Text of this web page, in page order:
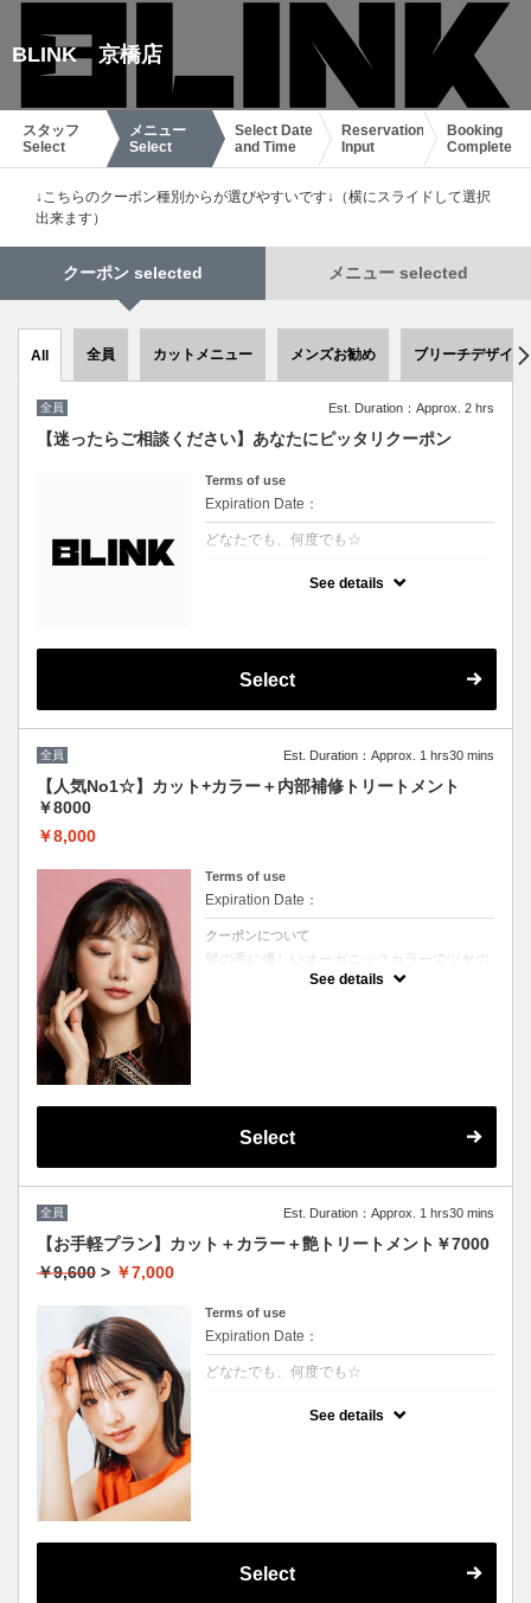
BLINK 京橋店
スタッフ
Select
メニュー
Select
Select Date
and Time
Reservation
Input
Booking
Complete
↓こちらのクーポン種別からが選びやすいです↓（横にスライドして選択
出来ます）
クーポン selected メニュー selected
All 全員 カットメニュー メンズお勧め ブリーチデザイン
全員 Est. Duration：Approx. 2 hrs
【迷ったらご相談ください】あなたにピッタリクーポン
Terms of use
Expiration Date：
どなたでも、何度でも☆
提案させていただきます！
ボタンをご選択ください。
※縮毛矯正を悩まれている方は必ず縮毛矯正
ボタンをご選択ください。
See details
Select
全員 Est. Duration：Approx. 1 hrs30 mins
【人気No1☆】カット+カラー＋内部補修トリートメント
￥8000
￥8,000
Terms of use
Expiration Date：
クーポンについて
髪の毛に優しいオーガニックカラーでツヤの
ある質感★内部補修トリートメント付 ★白髪
See details
Select
全員 Est. Duration：Approx. 1 hrs30 mins
【お手軽プラン】カット＋カラー＋艶トリートメント￥7000
￥9,600 > ￥7,000
Terms of use
Expiration Date：
どなたでも、何度でも☆
See details
Select